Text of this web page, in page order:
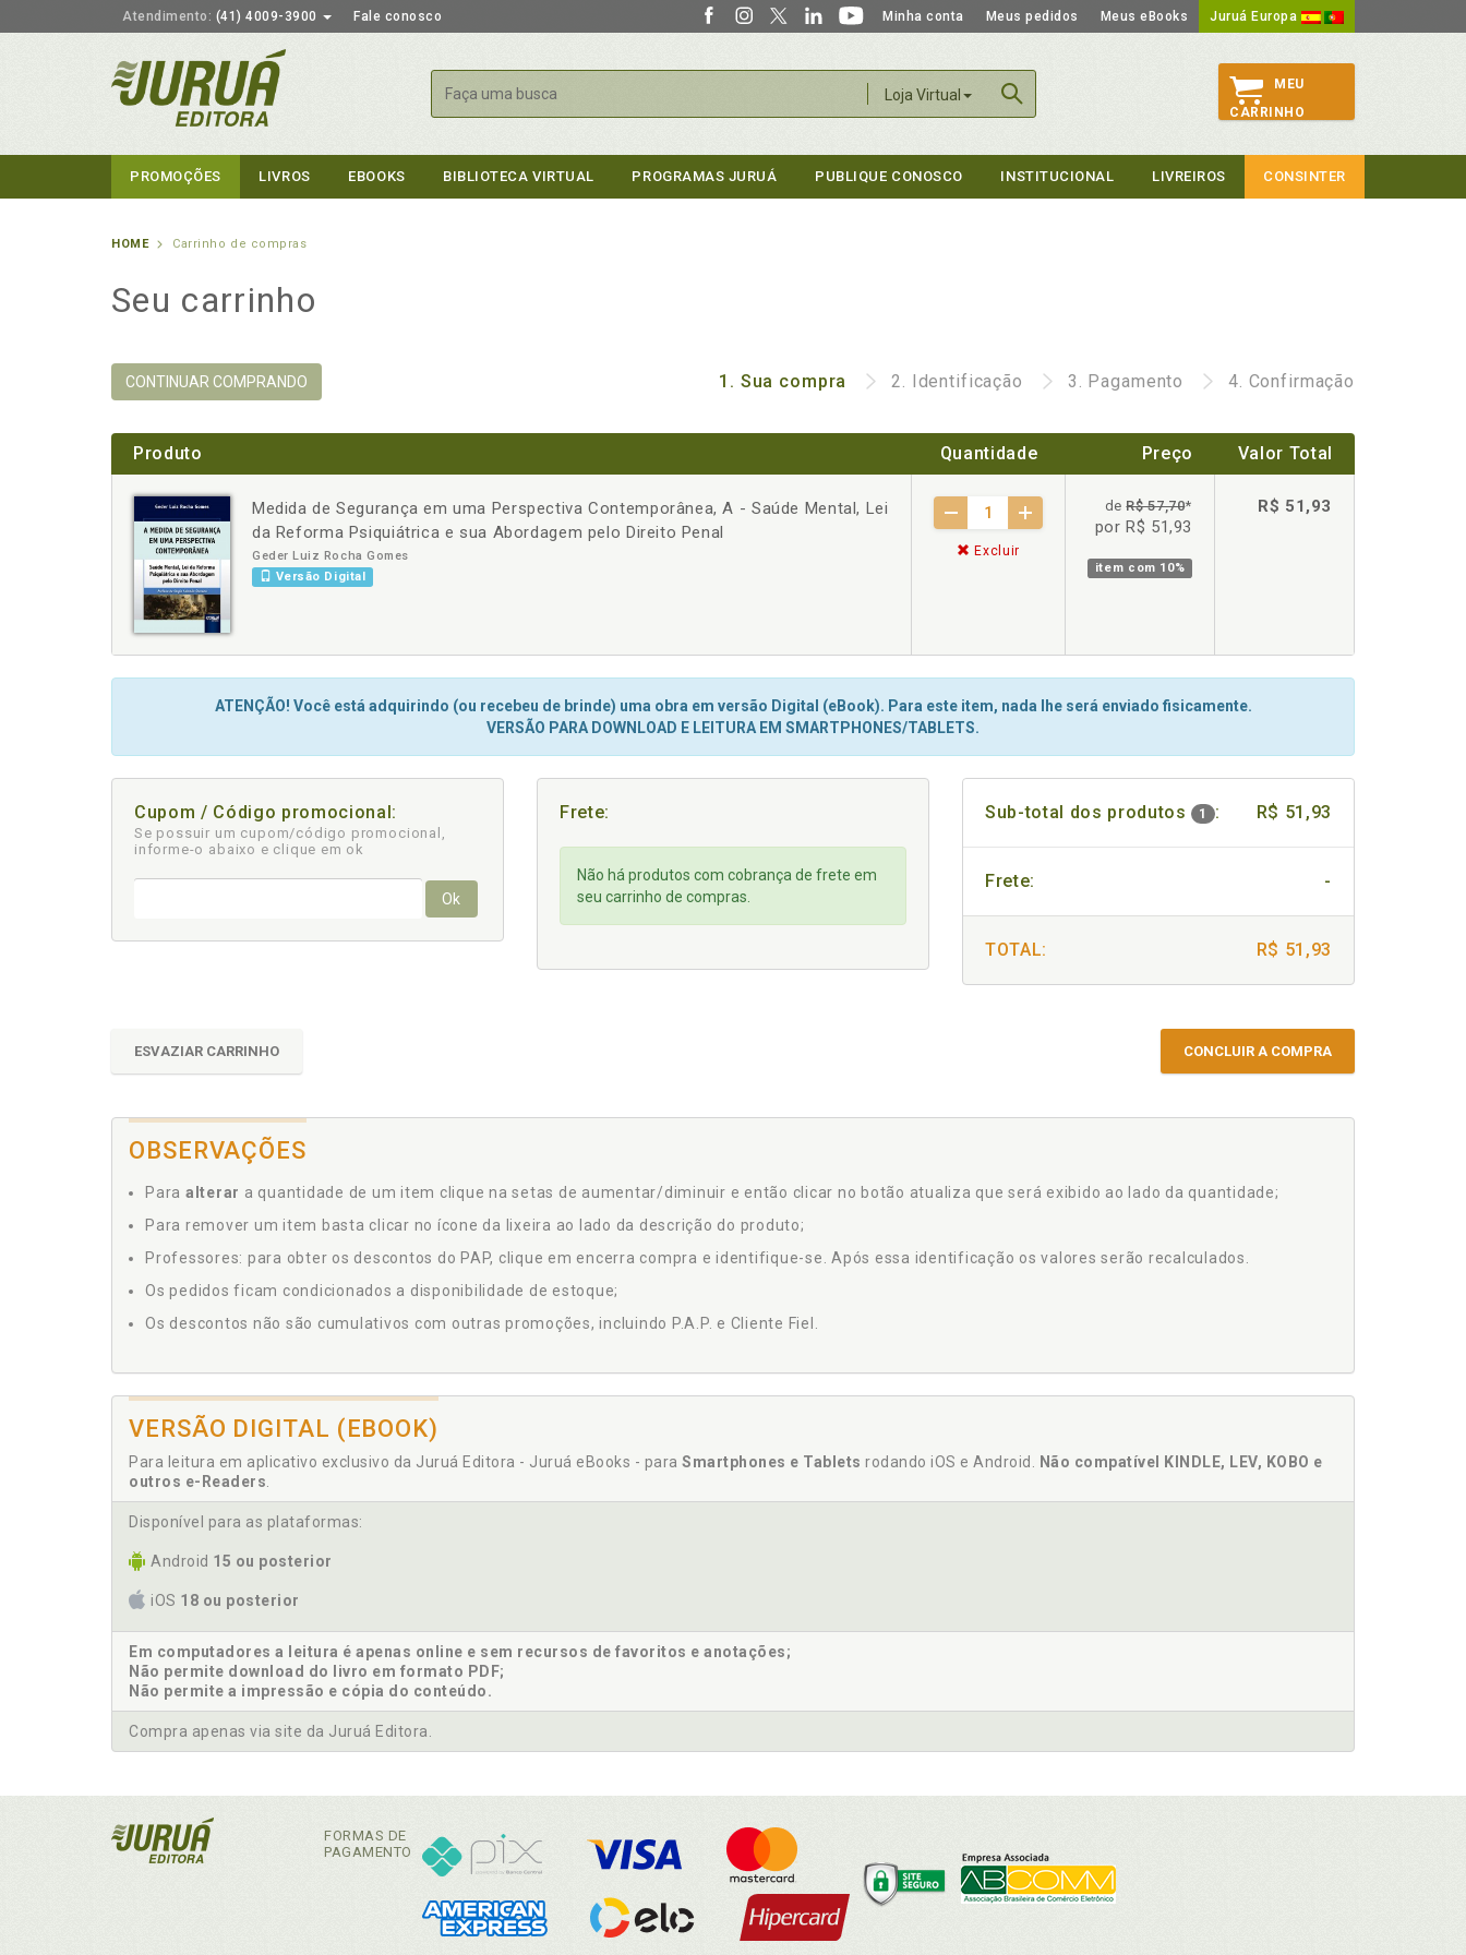
Atendimento: (41) 4009-3900 Fale conosco Minha conta Meus pedidos Meus eBooks Juruá Europa
Loja Virtual
Buscar
MEU
CARRINHO
PROMOÇÕES LIVROS EBOOKS BIBLIOTECA VIRTUAL PROGRAMAS JURUÁ PUBLIQUE CONOSCO INSTITUCIONAL LIVREIROS CONSINTER
HOME Carrinho de compras
Seu carrinho
CONTINUAR COMPRANDO 1. Sua compra 2. Identificação 3. Pagamento 4. Confirmação
Produto Quantidade Preço Valor Total
Medida de Segurança em uma Perspectiva Contemporânea, A - Saúde Mental, Lei
da Reforma Psiquiátrica e sua Abordagem pelo Direito Penal
Geder Luiz Rocha Gomes
Versão Digital
- +
Excluir
deR$ 57,70*
por R$ 51,93
item com 10%
R$ 51,93
ATENÇÃO! Você está adquirindo (ou recebeu de brinde) uma obra em versão Digital (eBook). Para este item, nada lhe será enviado fisicamente.
VERSÃO PARA DOWNLOAD E LEITURA EM SMARTPHONES/TABLETS.
Cupom / Código promocional:
Se possuir um cupom/código promocional,
informe-o abaixo e clique em ok
Ok
Frete:
Não há produtos com cobrança de frete em
seu carrinho de compras.
Sub-total dos produtos 1 : R$ 51,93
Frete: -
TOTAL: R$ 51,93
ESVAZIAR CARRINHO CONCLUIR A COMPRA
OBSERVAÇÕES
Para alterar a quantidade de um item clique na setas de aumentar/diminuir e então clicar no botão atualiza que será exibido ao lado da quantidade;
Para remover um item basta clicar no ícone da lixeira ao lado da descrição do produto;
Professores: para obter os descontos do PAP, clique em encerra compra e identifique-se. Após essa identificação os valores serão recalculados.
Os pedidos ficam condicionados a disponibilidade de estoque;
Os descontos não são cumulativos com outras promoções, incluindo P.A.P. e Cliente Fiel.
VERSÃO DIGITAL (EBOOK)
Para leitura em aplicativo exclusivo da Juruá Editora - Juruá eBooks - para Smartphones e Tablets rodando iOS e Android.
Não compatível KINDLE, LEV, KOBO e
outros e-Readers
Disponível para as plataformas:
Android 15 ou posterior
iOS 18 ou posterior
Em computadores a leitura é apenas online e sem recursos de favoritos e anotações;
Não permite download do livro em formato PDF;
Não permite a impressão e cópia do conteúdo.
Compra apenas via site da Juruá Editora.
FORMAS DE
PAGAMENTO